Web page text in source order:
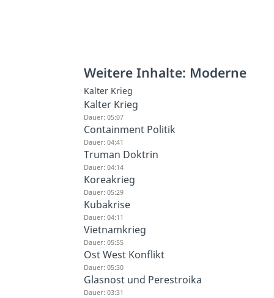
Weitere Inhalte: Moderne
Kalter Krieg
Kalter Krieg
Dauer: 05:07
Containment Politik
Dauer: 04:41
Truman Doktrin
Dauer: 04:14
Koreakrieg
Dauer: 05:29
Kubakrise
Dauer: 04:11
Vietnamkrieg
Dauer: 05:55
Ost West Konflikt
Dauer: 05:30
Glasnost und Perestroika
Dauer: 03:31